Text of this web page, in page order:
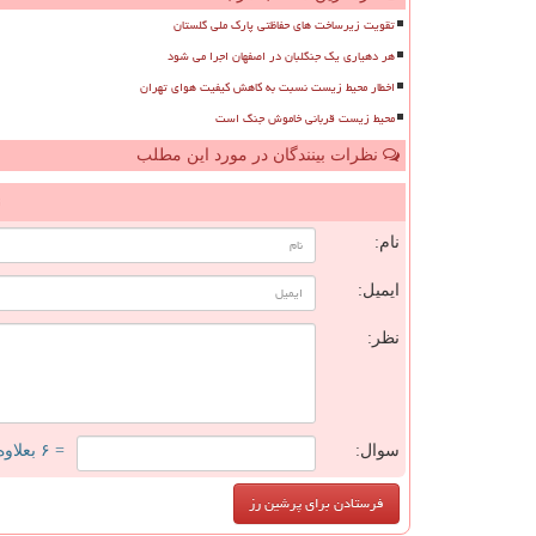
تقویت زیرساخت های حفاظتی پارک ملی گلستان
هر دهیاری یک جنگلبان در اصفهان اجرا می شود
اخطار محیط زیست نسبت به کاهش کیفیت هوای تهران
محیط زیست قربانی خاموش جنگ است
نظرات بینندگان در مورد این مطلب
نام:
ایمیل:
نظر:
سوال: = ۶ بعلاوه ۳